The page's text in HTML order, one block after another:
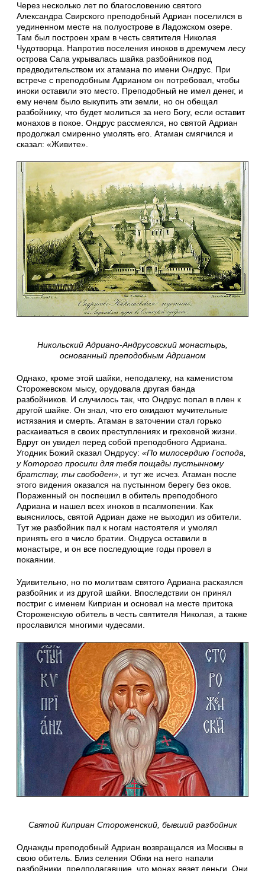
Через несколько лет по благословению святого
Александра Свирского преподобный Адриан поселился в
уединенном месте на полуострове в Ладожском озере.
Там был построен храм в честь святителя Николая
Чудотворца. Напротив поселения иноков в дремучем лесу
острова Сала укрывалась шайка разбойников под
предводительством их атамана по имени Ондрус. При
встрече с преподобным Адрианом он потребовал, чтобы
иноки оставили это место. Преподобный не имел денег, и
ему нечем было выкупить эти земли, но он обещал
разбойнику, что будет молиться за него Богу, если оставит
монахов в покое. Ондрус рассмеялся, но святой Адриан
продолжал смиренно умолять его. Атаман смягчился и
сказал: «Живите».
Никольский Адриано-Андрусовский монастырь,
основанный преподобным Адрианом
Однако, кроме этой шайки, неподалеку, на каменистом
Сторожевском мысу, орудовала другая банда
разбойников. И случилось так, что Ондрус попал в плен к
другой шайке. Он знал, что его ожидают мучительные
истязания и смерть. Атаман в заточении стал горько
раскаиваться в своих преступлениях и греховной жизни.
Вдруг он увидел перед собой преподобного Адриана.
Угодник Божий сказал Ондрусу: «По милосердию Господа,
у Которого просили для тебя пощады пустынному
братству, ты свободен» , и тут же исчез. Атаман после
этого видения оказался на пустынном берегу без оков.
Пораженный он поспешил в обитель преподобного
Адриана и нашел всех иноков в псалмопении. Как
выяснилось, святой Адриан даже не выходил из обители.
Тут же разбойник пал к ногам настоятеля и умолял
принять его в число братии. Ондруса оставили в
монастыре, и он все последующие годы провел в
покаянии.
Удивительно, но по молитвам святого Адриана раскаялся
разбойник и из другой шайки. Впоследствии он принял
постриг с именем Киприан и основал на месте притока
Стороженскую обитель в честь святителя Николая, а также
прославился многими чудесами.
Святой Киприан Стороженский, бывший разбойник
Однажды преподобный Адриан возвращался из Москвы в
свою обитель. Близ селения Обжи на него напали
разбойники, предполагавшие, что монах везет деньги. Они